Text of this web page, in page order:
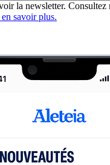
la newsletter. Consultez
savoir plus.